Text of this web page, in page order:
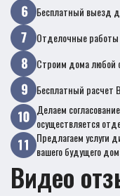
Бесплатный выезд
Отделочные
Строим дома любой
Бесплатный расчет
Делаем
осуществляется
Предлагаем услуги
вашего будущего
Видео